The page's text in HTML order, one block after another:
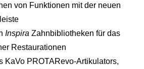
von Funktionen mit der neuen
Inspira Zahnbibliotheken für das
Restaurationen
KaVo PROTARevo-Artikulators,